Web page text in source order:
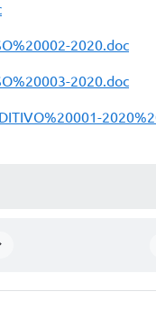
2020.doc
2020.doc